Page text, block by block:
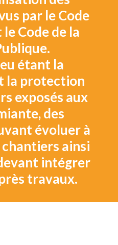
par le Code
Code de la
étant la
la protection
exposés aux
des
évoluer à
ainsi
intégrer
travaux.